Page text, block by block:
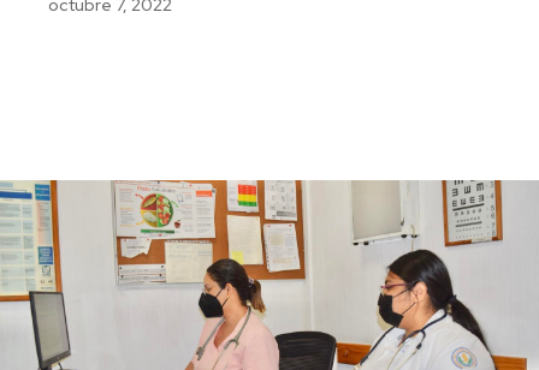
octubre 7, 2022